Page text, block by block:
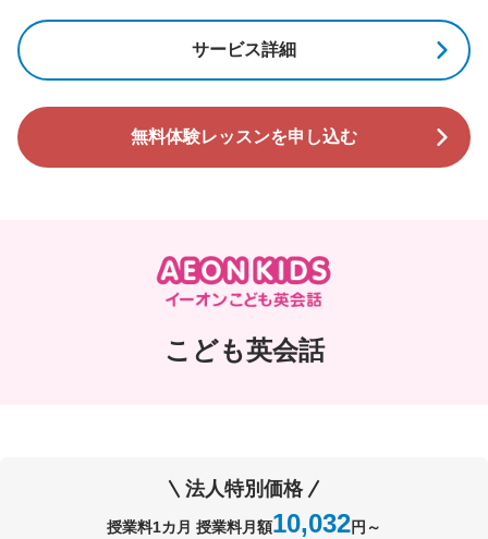
サービス詳細
無料体験レッスンを申し込む
こども英会話
法人特別価格
授業料1カ月 授業料月額10,032円～